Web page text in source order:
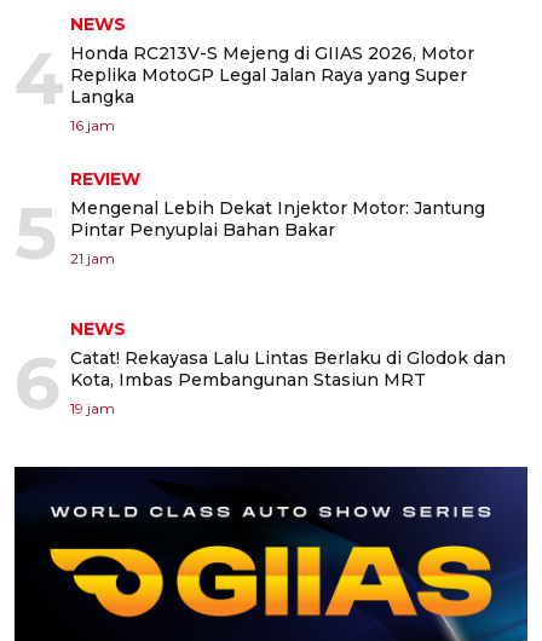
4
NEWS
Honda RC213V-S Mejeng di GIIAS 2026, Motor
Replika MotoGP Legal Jalan Raya yang Super
Langka
16 jam
5
REVIEW
Mengenal Lebih Dekat Injektor Motor: Jantung
Pintar Penyuplai Bahan Bakar
21 jam
6
NEWS
Catat! Rekayasa Lalu Lintas Berlaku di Glodok dan
Kota, Imbas Pembangunan Stasiun MRT
19 jam